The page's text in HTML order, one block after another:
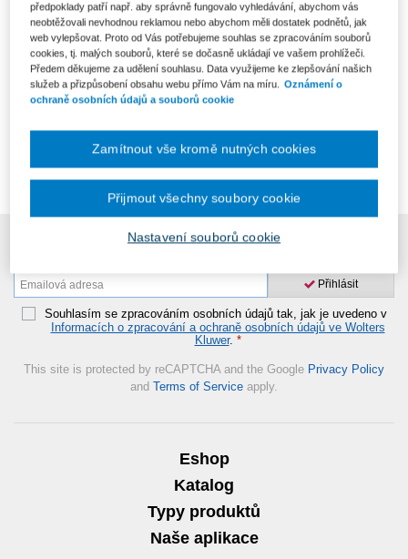
Zrušit filtr: Novinky Zrušit filtr: Typ
Zrušit filtr: Edice
Zrušit filtr: Formát
Přihlášení do newsletteru
Přihlásit
Souhlasím se zpracováním osobních údajů tak, jak je uvedeno v
Informacích o zpracování a ochraně osobních údajů ve Wolters
Kluwer. *
This site is protected by reCAPTCHA and the Google Privacy Policy
and Terms of Service apply.
Eshop
Katalog
Typy produktů
Naše aplikace
předpoklady patří např. aby správně fungovalo vyhledávání, abychom vás
neobtěžovali nevhodnou reklamou nebo abychom měli dostatek podnětů, jak
web vylepšovat. Proto od Vás potřebujeme souhlas se zpracováním souborů
cookies, tj. malých souborů, které se dočasně ukládají ve vašem prohlížeči.
Předem děkujeme za udělení souhlasu. Data využijeme ke zlepšování našich
služeb a přizpůsobení obsahu webu přímo Vám na míru.
Oznámení o
ochraně osobních údajů a souborů cookie
Nastavení souborů cookie
Zamítnout vše kromě nutných cookies
Přijmout všechny soubory cookie